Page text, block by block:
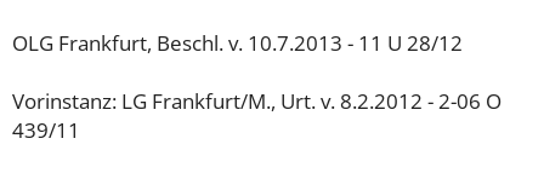
OLG Frankfurt, Beschl. v. 10.7.2013 - 11 U 28/12
Vorinstanz: LG Frankfurt/M., Urt. v. 8.2.2012 - 2-06 O
439/11